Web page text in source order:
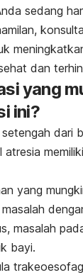
sedang
dan
yang
ini?
dari
atresia
yang
masalah
bayi.